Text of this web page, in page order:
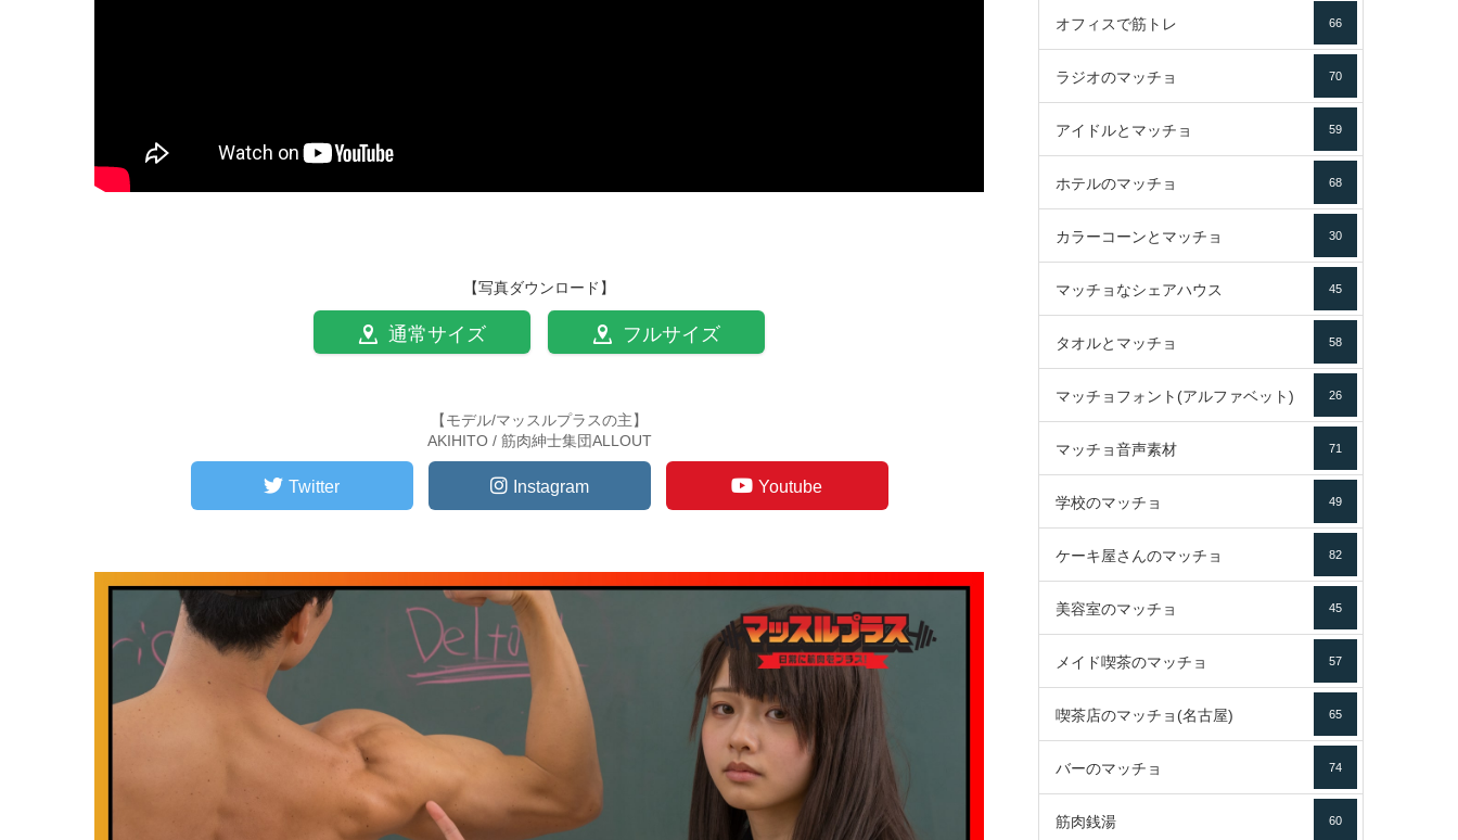
【写真ダウンロード】
通常サイズ フルサイズ
【モデル/マッスルプラスの主】
AKIHITO / 筋肉紳士集団ALLOUT
Twitter Instagram Youtube
オフィスで筋トレ 66
ラジオのマッチョ 70
アイドルとマッチョ 59
ホテルのマッチョ 68
カラーコーンとマッチョ 30
マッチョなシェアハウス 45
タオルとマッチョ 58
マッチョフォント(アルファベット) 26
マッチョ音声素材 71
学校のマッチョ 49
ケーキ屋さんのマッチョ 82
美容室のマッチョ 45
メイド喫茶のマッチョ 57
喫茶店のマッチョ(名古屋) 65
バーのマッチョ 74
筋肉銭湯 60